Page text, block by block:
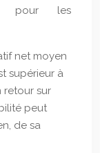
pour les
net moyen
supérieur à
retour sur
peut
de sa